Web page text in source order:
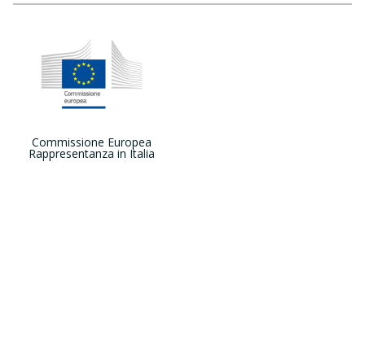
Commissione Europea
Rappresentanza in Italia